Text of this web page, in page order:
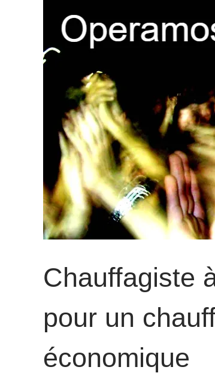
Chauffagiste
pour un
économique